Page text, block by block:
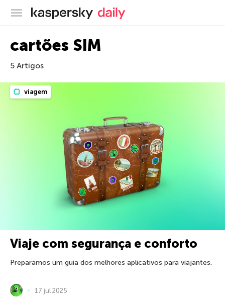
Blog oficial da Kaspersky
cartões SIM
5 Artigos
viagem
Viaje com segurança e conforto
Preparamos um guia dos melhores aplicativos para viajantes.
17 jul 2025